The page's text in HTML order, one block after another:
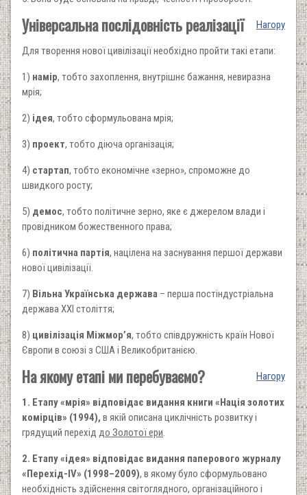
Нагору
Універсальна послідовність реалізації
Для творення нової цивілізації необхідно пройти такі етапи:
1) намір, тобто захоплення, внутрішнє бажання, невиразна
мрія;
2) ідея, тобто сформульована мрія;
3) проект, тобто діюча організація;
4) стартап, тобто економічне «зерно», спроможне до
швидкого росту;
5) демос, тобто політичне зерно, яке є джерелом влади і
провідником божественного права;
6) політична партія, націлена на заснування першої держави
нової цивілізації.
7) Вільна Українська держава – перша постіндустріальна
держава XXI століття;
8) цивілізація Міжмор’я, тобто співдружність країн Нової
Європи в союзі з США і Великобританією.
Нагору
На якому етапі ми перебуваємо?
1. Етапу «мрія» відповідає видання книги «Нація золотих
комірців» (1994), в якій описана циклічність розвитку і
грядущий перехід до Золотої ери.
2. Етапу «ідея» відповідає видання паперового журналу
«Перехід- IV» (1998–2009), в якому було сформульовано
необхідність здійснення світоглядного, організаційного і